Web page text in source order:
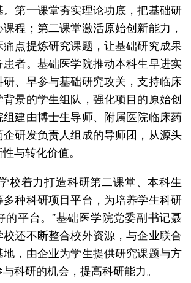
第一课堂夯实理论功底，把基础研
程；第二课堂激活原始创新能力，
点提炼研究课题，让基础研究成果
者。基础医学院推动本科生早进实
、早参与基础研究攻关，支持临床
景的学生组队，强化项目的原始创
建由博士生导师、附属医院临床药
研发负责人组成的导师团，从源头
与转化价值。
校着力打造科研第二课堂、本科生
种科研项目平台，为培养学生科研
的平台。”基础医学院党委副书记聂
还不断整合校外资源，与企业联合
地，由企业为学生提供研究课题与方
科研的机会，提高科研能力。